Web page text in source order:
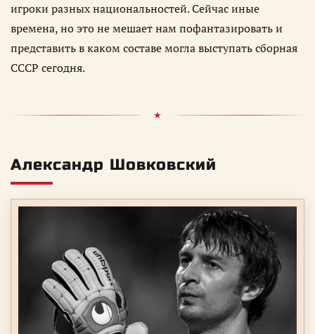
игроки разных национальностей. Сейчас иные
времена, но это не мешает нам пофантазировать и
представить в каком составе могла выступать сборная
СССР сегодня.
Александр Шовковский